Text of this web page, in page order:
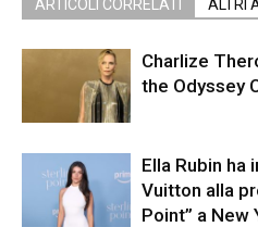
ARTICOLI CORRELATI ALTRI
Charlize
the Odyssey
Ella Rubin ha
Vuitton alla
Point” a New